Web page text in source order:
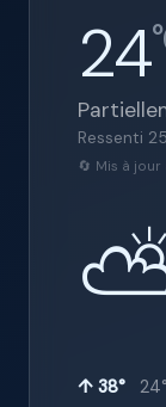
24
Ressenti 25
🔄 Mis à jour
↑ 38°